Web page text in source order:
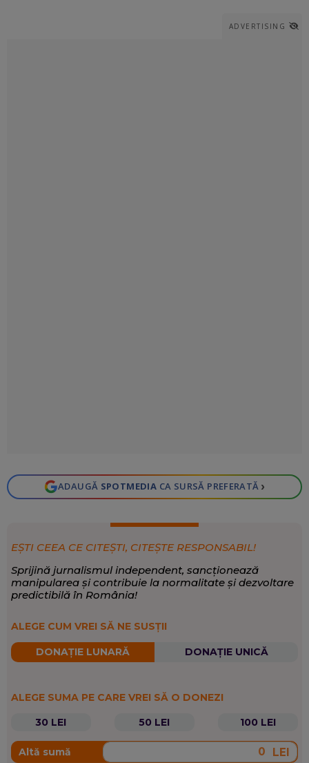
ADVERTISING
ADAUGĂ SPOTMEDIA CA SURSĂ PREFERATĂ ›
EȘTI CEEA CE CITEȘTI, CITEȘTE RESPONSABIL!
Sprijină jurnalismul independent, sancționează
manipularea și contribuie la normalitate și dezvoltare
predictibilă în România!
ALEGE CUM VREI SĂ NE SUSȚII
DONAȚIE LUNARĂ DONAȚIE UNICĂ
ALEGE SUMA PE CARE VREI SĂ O DONEZI
30 LEI
50 LEI 100 LEI
Altă sumă LEI